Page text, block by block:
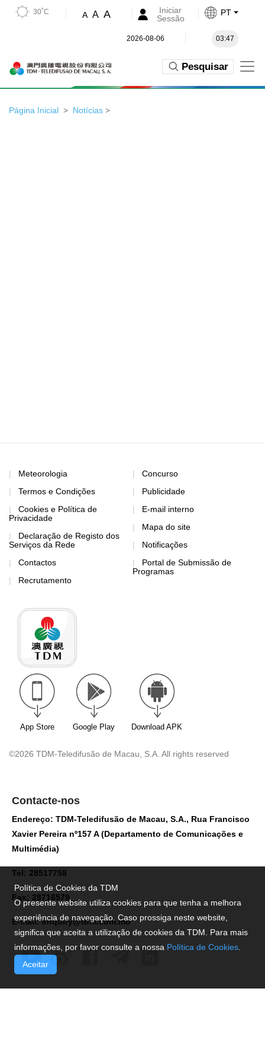
30˚C A A A
Iniciar
Sessão
PT
2026-08-06 03:47
Pesquisar
Página Inicial Notícias >
Meteorologia
Termos e Condições
Cookies e Política de
Privacidade
Declaração de Registo dos
Serviços da Rede
Contactos
Recrutamento
Concurso
Publicidade
E-mail interno
Mapa do site
Notificações
Portal de Submissão de
Programas
App Store Google Play Download APK
©2026 TDM-Teledifusão de Macau, S.A. All rights reserved
Contacte-nos
Endereço: TDM-Teledifusão de Macau, S.A., Rua Francisco
Xavier Pereira nº157 A (Departamento de Comunicações e
Multimédia)
Tel: 28517758
Fax: 28716579
E-mail:enquiry@tdm.com.mo
Política de Cookies da TDM
O presente website utiliza cookies para que tenha a melhora
experiência de navegação. Caso prossiga neste website,
significa que aceita a utilização de cookies da TDM. Para mais
informações, por favor consulte a nossa Política de Cookies
Aceitar